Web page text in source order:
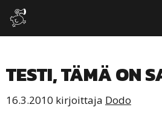
Siirry
sisältöön
TESTI, TÄMÄ ON
16.3.2010 kirjoittaja Dodo